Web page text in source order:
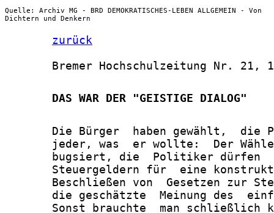
Quelle: Archiv MG - BRD DEMOKRATISCHES-LEBEN ALLGEMEIN - Von
Dichtern und Denkern
zurück
Bremer Hochschulzeitung Nr. 21,
       DAS WAR DER "GEISTIGE DIALOG"
Die Bürger  haben gewählt,  die
jeder, was  er wollte:  Der
bugsiert, die  Politiker dürfen
Steuergeldern für  eine
Beschließen von  Gesetzen zur
die geschätzte  Meinung des
Sonst brauchte  man schließlich